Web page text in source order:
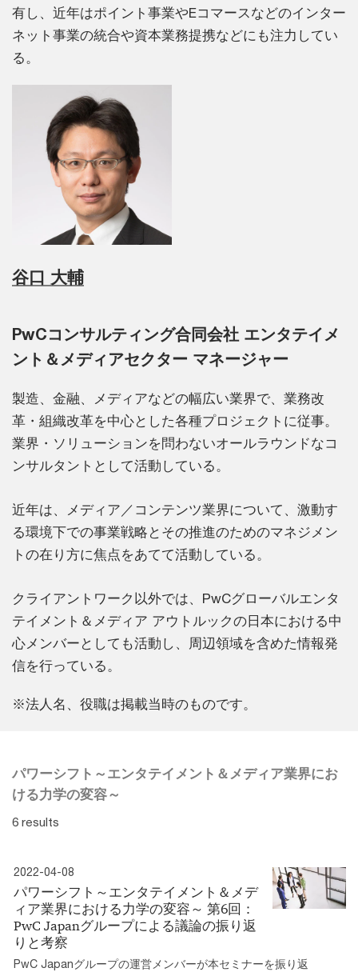
有し、近年はポイント事業やEコマースなどのインター
ネット事業の統合や資本業務提携などにも注力してい
る。
谷口 大輔
PwCコンサルティング合同会社 エンタテイメ
ント＆メディアセクター マネージャー
製造、金融、メディアなどの幅広い業界で、業務改
革・組織改革を中心とした各種プロジェクトに従事。
業界・ソリューションを問わないオールラウンドなコ
ンサルタントとして活動している。
近年は、メディア／コンテンツ業界について、激動す
る環境下での事業戦略とその推進のためのマネジメン
トの在り方に焦点をあてて活動している。
クライアントワーク以外では、PwCグローバルエンタ
テイメント＆メディア アウトルックの日本における中
心メンバーとしても活動し、周辺領域を含めた情報発
信を行っている。
※法人名、役職は掲載当時のものです。
パワーシフト～エンタテイメント＆メディア業界にお
ける力学の変容～
6 results
2022-04-08
パワーシフト～エンタテイメント＆メデ
ィア業界における力学の変容～ 第6回：
PwC Japanグループによる議論の振り返
りと考察
PwC Japanグループの運営メンバーが本セミナーを振り返